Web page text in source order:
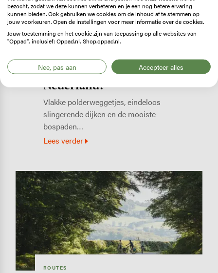
ROUTES
Op fietsvakantie? Bekijk de
mooiste fietsroutes van
Nederland!
Vlakke polderweggetjes, eindeloos
slingerende dijken en de mooiste
bospaden…
Lees verder
Image
ROUTES
bezocht, zodat we deze kunnen verbeteren en je een nog betere ervaring
kunnen bieden. Ook gebruiken we cookies om de inhoud af te stemmen op
jouw voorkeuren. Open de instellingen voor meer informatie over de cookies.
Jouw toestemming en het cookie zijn van toepassing op alle websites van
"Oppad", inclusief: Oppad.nl, Shop.oppad.nl.
Nee, pas aan Accepteer alles